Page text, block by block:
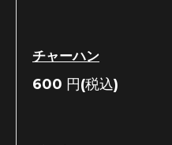
チャーハン
600 円(税込)